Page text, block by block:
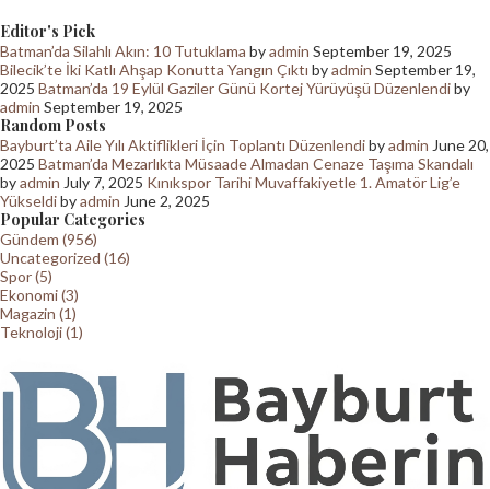
Editor's Pick
Batman’da Silahlı Akın: 10 Tutuklama byadmin September 19, 2025
Bilecik’te İki Katlı Ahşap Konutta Yangın Çıktı byadmin September 19,
2025 Batman’da 19 Eylül Gaziler Günü Kortej Yürüyüşü Düzenlendiby
admin September 19, 2025
Random Posts
Bayburt’ta Aile Yılı Aktiflikleri İçin Toplantı Düzenlendibyadmin June 20,
2025 Batman’da Mezarlıkta Müsaade Almadan Cenaze Taşıma Skandalı
byadmin July 7, 2025 Kınıkspor Tarihi Muvaffakiyetle 1. Amatör Lig’e
Yükseldibyadmin June 2, 2025
Popular Categories
Gündem (956)
Uncategorized (16)
Spor (5)
Ekonomi (3)
Magazin (1)
Teknoloji (1)